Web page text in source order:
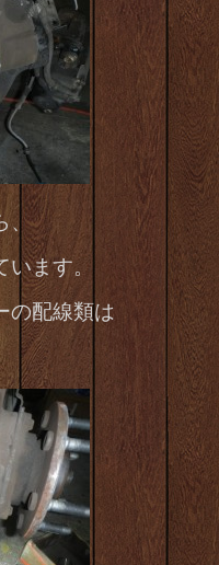
、
ます。
の配線類は